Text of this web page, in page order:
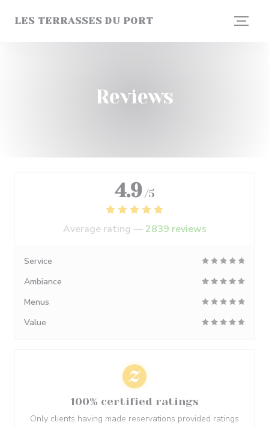
LES TERRASSES DU PORT
Reviews
4.9 /5
Average rating — 2839 reviews
Service
Ambiance
Menus
Value
100% certified ratings
Only clients having made reservations provided ratings